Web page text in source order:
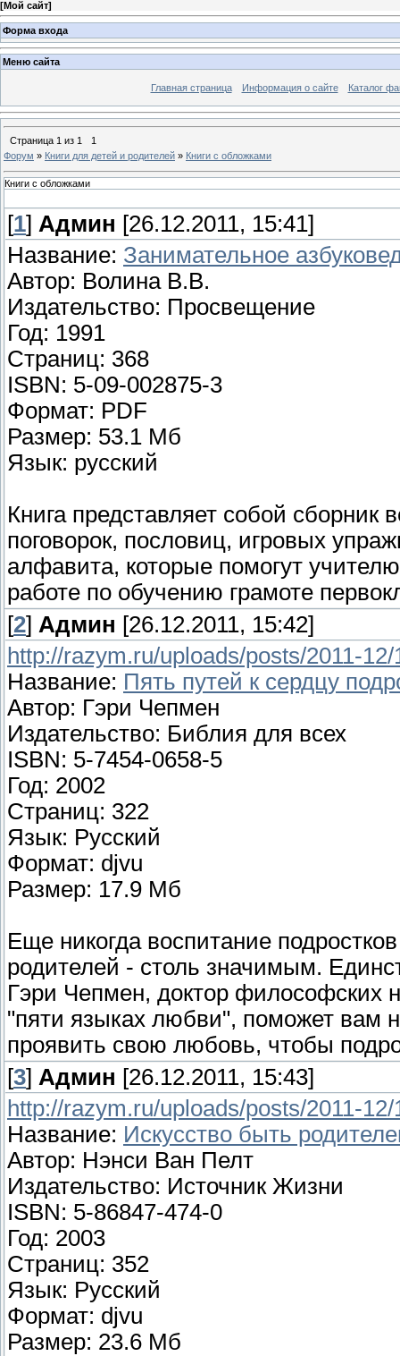
[Мой сайт]
Форма входа
Меню сайта
Главная страница Информация о сайте Каталог
Страница 1 из 1
1
Форум » Книги для детей и родителей » Книги с обложками
Книги с обложками
[1] Админ [26.12.2011, 15:41]
Название: Занимательное
Автор: Волина В.В.
Издательство: Просвещение
Год: 1991
Страниц: 368
ISBN: 5-09-002875-3
Формат: PDF
Размер: 53.1 Мб
Язык: русский
Книга представляет собой
поговорок, пословиц, игровых
алфавита, которые помогут
работе по обучению грамоте
[2] Админ [26.12.2011, 15:42]
http://razym.ru/uploads/posts/2011-
Название: Пять путей к сердцу
Автор: Гэри Чепмен
Издательство: Библия для всех
ISBN: 5-7454-0658-5
Год: 2002
Страниц: 322
Язык: Русский
Формат: djvu
Размер: 17.9 Мб
Еще никогда воспитание
родителей - столь значимым.
Гэри Чепмен, доктор философских
"пяти языках любви", поможет вам
проявить свою любовь, чтобы
[3] Админ [26.12.2011, 15:43]
http://razym.ru/uploads/posts/2011-
Название: Искусство быть
Автор: Нэнси Ван Пелт
Издательство: Источник Жизни
ISBN: 5-86847-474-0
Год: 2003
Страниц: 352
Язык: Русский
Формат: djvu
Размер: 23.6 Мб